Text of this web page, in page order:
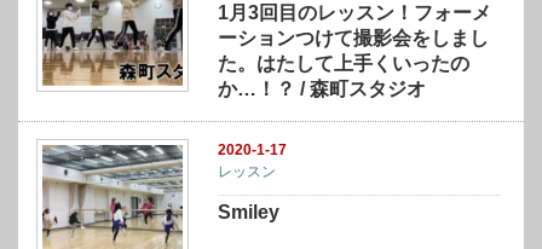
1月3回目のレッスン！フォーメ
ーションつけて撮影会をしまし
た。はたして上手くいったの
か…！？ / 森町スタジオ
2020-1-17
レッスン
Smiley